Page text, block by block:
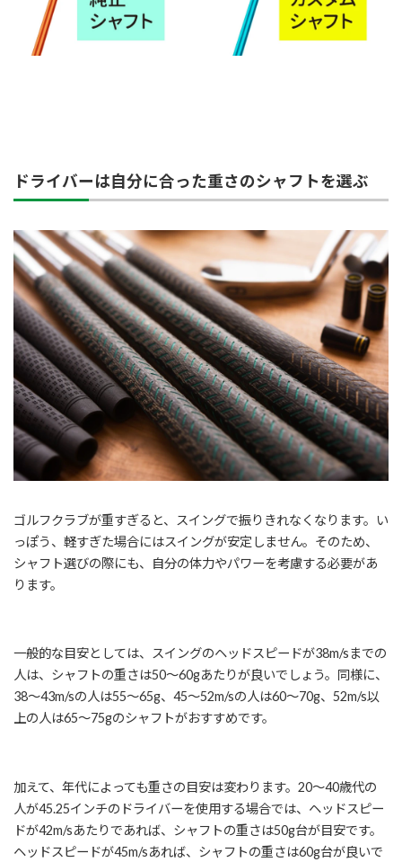
ドライバーは自分に合った重さのシャフトを選ぶ
ゴルフクラブが重すぎると、スイングで振りきれなくなります。い
っぽう、軽すぎた場合にはスイングが安定しません。そのため、
シャフト選びの際にも、自分の体力やパワーを考慮する必要があ
ります。
一般的な目安としては、スイングのヘッドスピードが38m/sまでの
人は、シャフトの重さは50～60gあたりが良いでしょう。同様に、
38～43m/sの人は55～65g、45～52m/sの人は60～70g、52m/s以
上の人は65～75gのシャフトがおすすめです。
加えて、年代によっても重さの目安は変わります。20～40歳代の
人が45.25インチのドライバーを使用する場合では、ヘッドスピー
ドが42m/sあたりであれば、シャフトの重さは50g台が目安です。
ヘッドスピードが45m/sあれば、シャフトの重さは60g台が良いで